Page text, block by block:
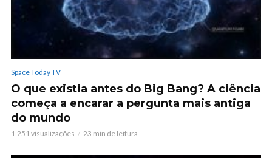
Space Today TV
O que existia antes do Big Bang? A ciência
começa a encarar a pergunta mais antiga
do mundo
1.251 visualizações 23 min de leitura